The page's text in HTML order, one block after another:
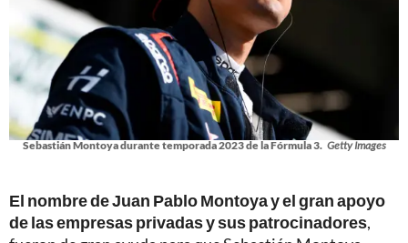
Sebastián Montoya durante temporada 2023 de la Fórmula 3. Getty Images
El nombre de Juan Pablo Montoya y el gran apoyo
de las empresas privadas y sus patrocinadores,